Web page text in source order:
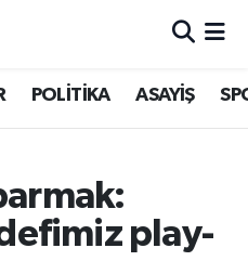
POLİTİKA ASAYİŞ
play-